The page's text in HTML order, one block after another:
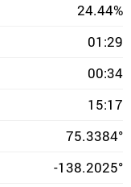
24.44%
01:29
00:34
15:17
75.3384°
-138.2025°